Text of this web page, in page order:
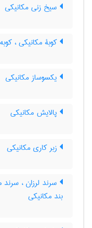
سیخ زنی مکانیکی
کوبۀ مکانیکی ،
یکسوساز مکانیکی
پالایش مکانیکی
زبر کاری مکانیکی
سرند لرزان ، سرند
بند مکانیکی